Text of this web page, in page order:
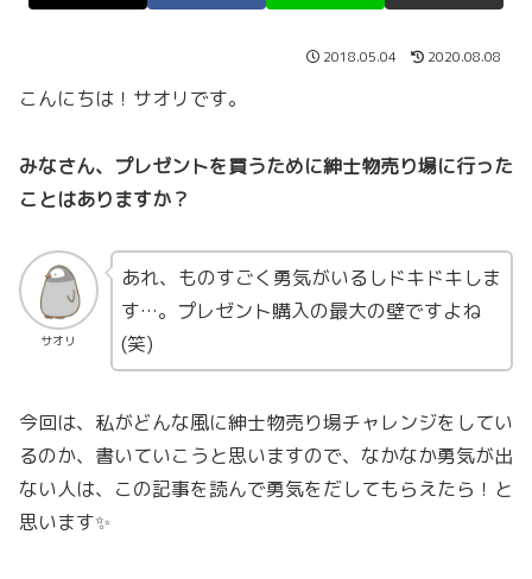
2018.05.04 2020.08.08
こんにちは！サオリです。
みなさん、プレゼントを買うために紳士物売り場に行った
ことはありますか？
サオリ
あれ、ものすごく勇気がいるしドキドキしま
す…。プレゼント購入の最大の壁ですよね
(笑)
今回は、私がどんな風に紳士物売り場チャレンジをしてい
るのか、書いていこうと思いますので、なかなか勇気が出
ない人は、この記事を読んで勇気をだしてもらえたら！と
思います✨